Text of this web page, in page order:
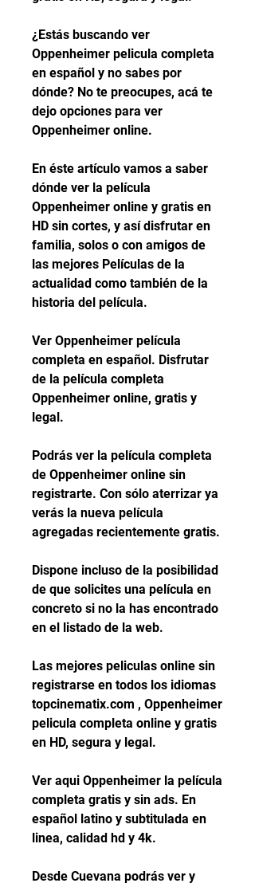
¿Estás buscando ver
Oppenheimer pelicula completa
en español y no sabes por
dónde? No te preocupes, acá te
dejo opciones para ver
Oppenheimer online.
En éste artículo vamos a saber
dónde ver la película
Oppenheimer online y gratis en
HD sin cortes, y así disfrutar en
familia, solos o con amigos de
las mejores Películas de la
actualidad como también de la
historia del película.
Ver Oppenheimer película
completa en español. Disfrutar
de la película completa
Oppenheimer online, gratis y
legal.
Podrás ver la película completa
de Oppenheimer online sin
registrarte. Con sólo aterrizar ya
verás la nueva película
agregadas recientemente gratis.
Dispone incluso de la posibilidad
de que solicites una película en
concreto si no la has encontrado
en el listado de la web.
Las mejores peliculas online sin
registrarse en todos los idiomas
topcinematix.com , Oppenheimer
pelicula completa online y gratis
en HD, segura y legal.
Ver aqui Oppenheimer la película
completa gratis y sin ads. En
español latino y subtitulada en
linea, calidad hd y 4k.
Desde Cuevana podrás ver y